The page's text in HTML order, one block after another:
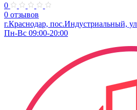
0
0 отзывов
г.Краснодар, пос.Индустриальный,
Пн-Вс 09:00-20:00